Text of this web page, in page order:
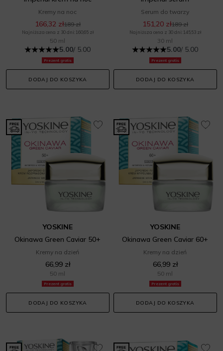
Prezent gratis
Kremy na noc
166,32 zł189 zł
Najniższa cena z 30 dni: 160,65 zł
50 ml
5.00/ 5.00
DODAJ DO KOSZYKA
Prezent gratis
Serum do twarzy
151,20 zł189 zł
Najniższa cena z 30 dni: 145,53 zł
30 ml
5.00/ 5.00
DODAJ DO KOSZYKA
Prezent gratis
YOSKINE
Okinawa Green Caviar 50+
Kremy na dzień
66,99 zł
50 ml
DODAJ DO KOSZYKA
Prezent gratis
YOSKINE
Okinawa Green Caviar 60+
Kremy na dzień
66,99 zł
50 ml
DODAJ DO KOSZYKA